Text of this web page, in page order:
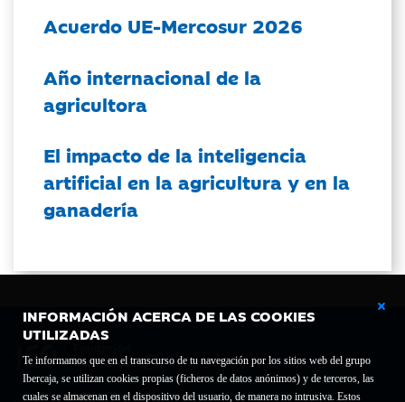
INFORMACIÓN ACERCA DE LAS COOKIES
UTILIZADAS
Te informamos que en el transcurso de tu navegación por los sitios web del grupo
Ibercaja, se utilizan cookies propias (ficheros de datos anónimos) y de terceros, las
cuales se almacenan en el dispositivo del usuario, de manera no intrusiva. Estos
Acuerdo UE-Mercosur 2026
Año internacional de la
agricultora
El impacto de la inteligencia
artificial en la agricultura y en la
ganadería